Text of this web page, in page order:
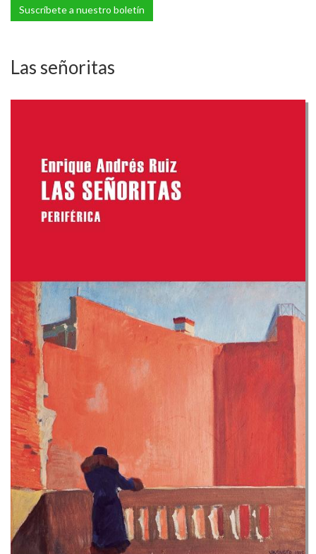
Suscríbete a nuestro boletín
Las señoritas